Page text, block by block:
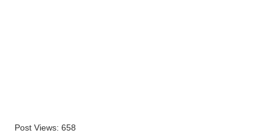
Post Views: 658